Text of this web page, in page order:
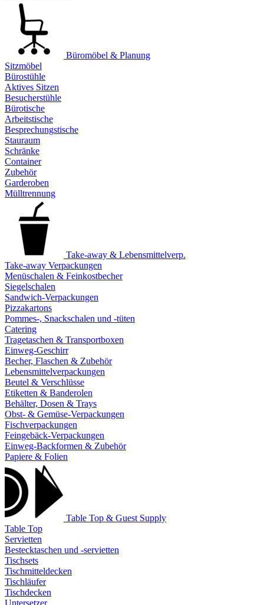
Büromöbel & Planung
Sitzmöbel
Bürostühle
Aktives Sitzen
Besucherstühle
Bürotische
Arbeitstische
Besprechungstische
Stauraum
Schränke
Container
Zubehör
Garderoben
Mülltrennung
Take-away & Lebensmittelverp.
Take-away Verpackungen
Menüschalen & Feinkostbecher
Siegelschalen
Sandwich-Verpackungen
Pizzakartons
Pommes-, Snackschalen und -tüten
Catering
Tragetaschen & Transportboxen
Einweg-Geschirr
Becher, Flaschen & Zubehör
Lebensmittelverpackungen
Beutel & Verschlüsse
Etiketten & Banderolen
Behälter, Dosen & Trays
Obst- & Gemüse-Verpackungen
Fischverpackungen
Feingebäck-Verpackungen
Einweg-Backformen & Zubehör
Papiere & Folien
Table Top & Guest Supply
Table Top
Servietten
Bestecktaschen und -servietten
Tischsets
Tischmitteldecken
Tischläufer
Tischdecken